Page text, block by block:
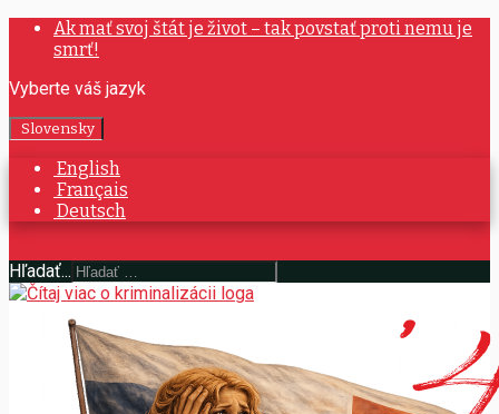
Ak mať svoj štát je život – tak povstať proti nemu je
smrť!
Vyberte váš jazyk
Slovensky
English
Français
Deutsch
Hľadať...